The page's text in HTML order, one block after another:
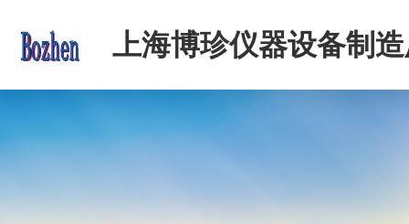
上海博珍仪器设备制